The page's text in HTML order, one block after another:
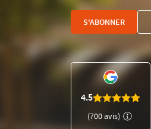
S'ABONNER
4.5
(700 avis)